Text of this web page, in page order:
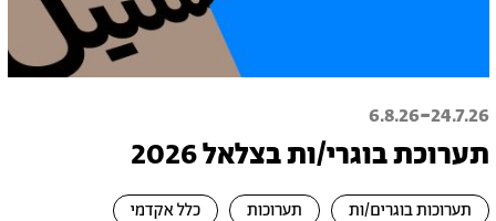
24.7.26
-
6.8.26
תערוכת בוגרי/ות בצלאל 2026
תערוכות בוגרים/ות תערוכות כלל אקדמי